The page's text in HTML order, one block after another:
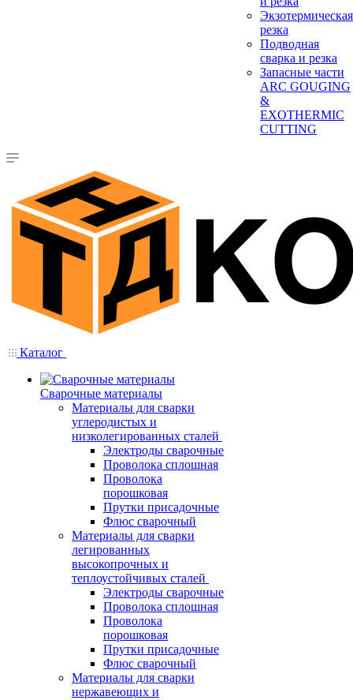
Экзотермическая
резка
Подводная
сварка и резка
Запасные части
ARC GOUGING
&
EXOTHERMIC
CUTTING
Каталог
Сварочные материалы
Материалы для сварки
углеродистых и
низколегированных сталей
Электроды сварочные
Проволока сплошная
Проволока
порошковая
Прутки присадочные
Флюс сварочный
Материалы для сварки
легированных
высокопрочных и
теплоустойчивых сталей
Электроды сварочные
Проволока сплошная
Проволока
порошковая
Прутки присадочные
Флюс сварочный
Материалы для сварки
нержавеющих и